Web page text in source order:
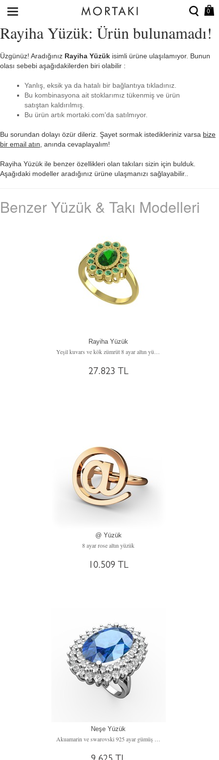
0
Rayiha Yüzük: Ürün bulunamadı!
Üzgünüz! Aradığınız Rayiha Yüzük isimli ürüne ulaşılamıyor. Bunun
olası sebebi aşağıdakilerden biri olabilir :
Yanlış, eksik ya da hatalı bir bağlantıya tıkladınız.
Bu kombinasyona ait stoklarımız tükenmiş ve ürün
satıştan kaldırılmış.
Bu ürün artık mortaki.com'da satılmıyor.
Bu sorundan dolayı özür dileriz. Şayet sormak istedikleriniz varsa bize
bir email atın , anında cevaplayalım!
Rayiha Yüzük ile benzer özellikleri olan takıları sizin için bulduk.
Aşağıdaki modeller aradığınız ürüne ulaşmanızı sağlayabilir..
Benzer Yüzük & Takı Modelleri
Rayiha Yüzük
27.823 TL
@ Yüzük
8 ayar rose altın yüzük
10.509 TL
Neşe Yüzük